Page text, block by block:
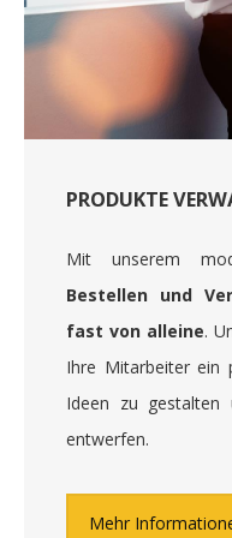
PRODUKTE
Mit unserem
Bestellen und
fast von alleine.
Ihre Mitarbeiter ein
Ideen zu
entwerfen.
Mehr